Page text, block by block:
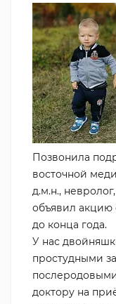
Позвонила
восточной
д.м.н.,
объявил акцию
до конца года.
У нас
простудными
доктору на